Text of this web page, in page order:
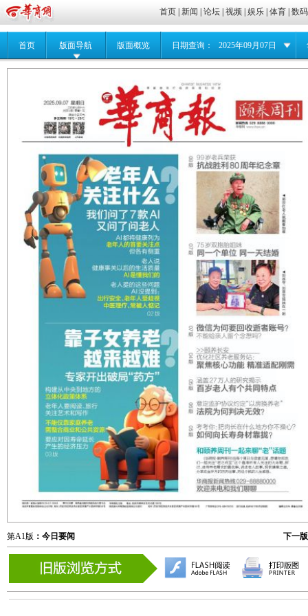
首页 |新闻 |论坛 |视频 |娱乐 |体育 |数码
首页 版面导航 版面概览 日期查询： 2025年09月07日
第A1版 ：今日要闻 下一